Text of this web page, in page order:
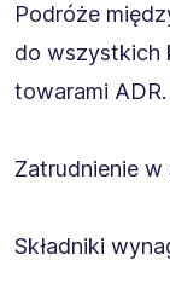
Podróże
do wszystkich
towarami ADR.
Zatrudnienie w
Składniki